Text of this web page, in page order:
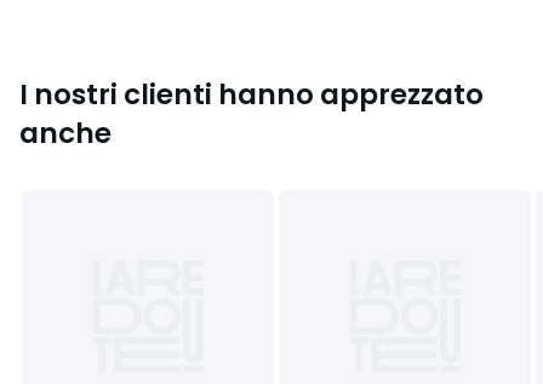
I nostri clienti hanno apprezzato
anche